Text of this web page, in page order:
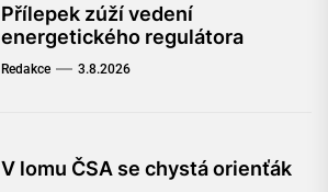
Přílepek zúží vedení
energetického regulátora
Redakce 3.8.2026
V lomu ČSA se chystá orienťák